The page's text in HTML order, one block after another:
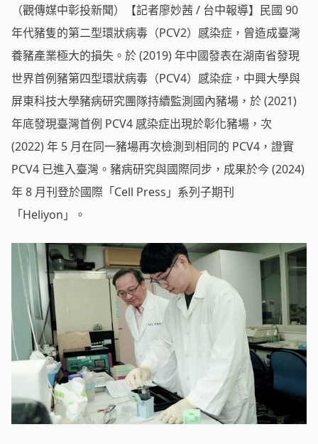
（觀傳媒中彰投新聞）【記者廖妙茜 / 台中報導】民國 90
年代豬隻的第二型環狀病毒（PCV2）感染症，曾造成臺灣
養豬產業極大的損失。於 (2019) 年中國發表在湖南省發現
世界首例豬第四型環狀病毒（PCV4）感染症，中興大學與
屏東科技大學豬病研究團隊持續監測國內豬場，於 (2021)
年底發現臺灣首例 PCV4 感染症出現於彰化豬場，次
(2022) 年 5 月在同一豬場再次檢測到相同的 PCV4，證實
PCV4 已進入臺灣。豬病研究與國際同步，成果於今 (2024)
年 8 月刊登於國際「Cell Press」系列子期刊
「Heliyon」。